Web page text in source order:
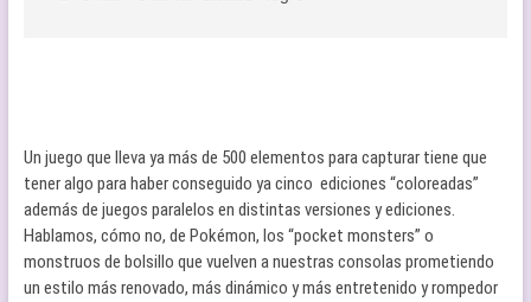
Un juego que lleva ya más de 500 elementos para capturar tiene que
tener algo para haber conseguido ya cinco ediciones “coloreadas”
además de juegos paralelos en distintas versiones y ediciones.
Hablamos, cómo no, de Pokémon, los “pocket monsters” o
monstruos de bolsillo que vuelven a nuestras consolas prometiendo
un estilo más renovado, más dinámico y más entretenido y rompedor